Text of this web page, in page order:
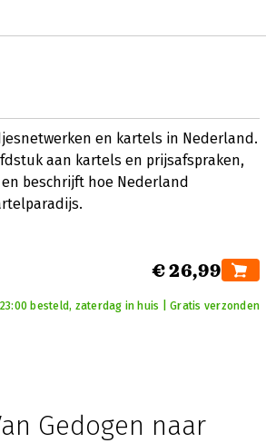
en kartels in Nederland.
aan kartels en prijsafspraken,
beschrijft hoe Nederland
€ 26,99
besteld, zaterdag in huis | Gratis verzonden
Gedogen naar